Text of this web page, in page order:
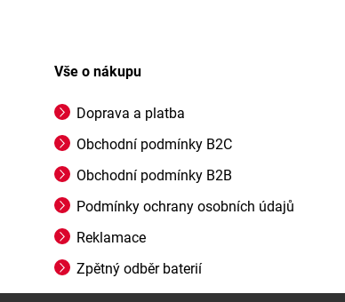
Vše o nákupu
Doprava a platba
Obchodní podmínky B2C
Obchodní podmínky B2B
Podmínky ochrany osobních údajů
Reklamace
Zpětný odběr baterií